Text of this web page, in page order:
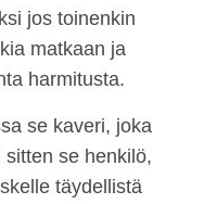
jos toinenkin
matkaan ja
harmitusta.
se kaveri, joka
sitten se henkilö,
täydellistä